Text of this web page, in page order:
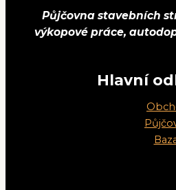
Půjčovna stavebních
výkopové práce,
Hlavní